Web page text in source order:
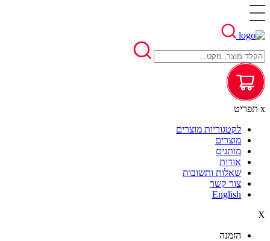
x תפריט
לקטגוריות מוצרים
מוצרים
מותגים
אודות
שאלות ותשובות
צור קשר
English
X
הזמנה